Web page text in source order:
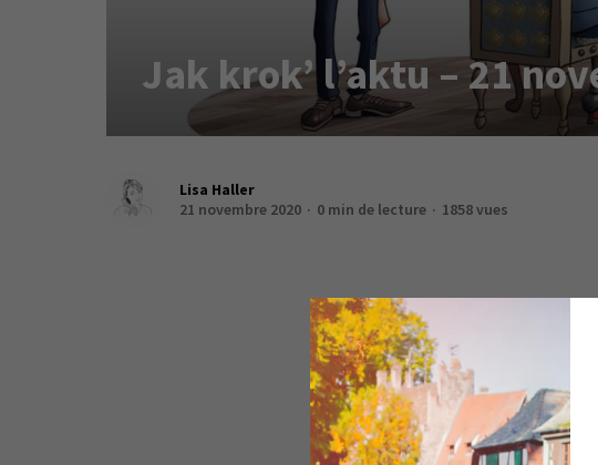
Jak krok’ l’aktu – 21
Lisa Haller
21 novembre 2020
0 min de lecture 1858 vues